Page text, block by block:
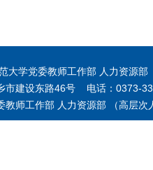
大学党委教师工作部 人力资源部
市建设东路46号 电话：0373-
教师工作部 人力资源部 （高层